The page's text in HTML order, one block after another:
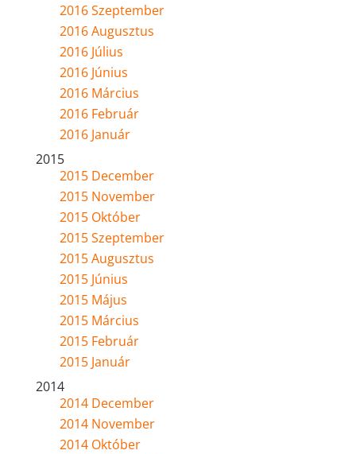
2016 Szeptember
2016 Augusztus
2016 Július
2016 Június
2016 Március
2016 Február
2016 Január
2015
2015 December
2015 November
2015 Október
2015 Szeptember
2015 Augusztus
2015 Június
2015 Május
2015 Március
2015 Február
2015 Január
2014
2014 December
2014 November
2014 Október